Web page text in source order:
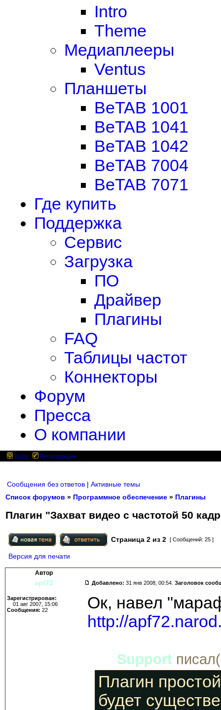
Intro
Theme
Медиаплееры
Ventus
Планшеты
BeTAB 1001
BeTAB 1041
BeTAB 1042
BeTAB 7004
BeTAB 7071
Где купить
Поддержка
Сервис
Загрузка
ПО
Драйвер
Плагины
FAQ
Таблицы частот
Коннекторы
Форум
Пресса
О компании
Вход Регистрация
Сообщения без ответов | Активные темы
Список форумов » Программное обеспечение » Плагины
Плагин "Захват видео с частотой 50
Страница 2 из 2 [ Сообщений: 25 ]
Версия для печати
Автор
apf72 Добавлено: 31 янв 2008, 00:54. Заголовок
Зарегистрирован:
01 авг 2007, 15:06
Сообщения: 22
Ок, навел
http://
Support
Плагин
будет